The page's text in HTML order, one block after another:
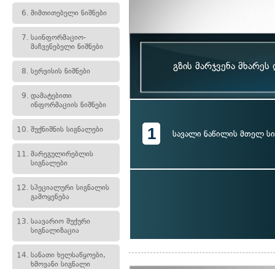
6. მიმთითებელი ნიშნები
7. საინფორმაციო-
მაჩვენებელი ნიშნები
8. სერვისის ნიშნები
9. დამატებითი
ინფორმაციის ნიშნები
10. შუქნიშნის სიგნალები
11. მარეგულირებლის
სიგნალები
12. სპეციალური სიგნალის
გამოყენება
13. საავარიო შუქური
სიგნალიზაცია
14. სანათი ხელსაწყოები,
ხმოვანი სიგნალი
გზის მარჯვენა
1 სავალი ნაწილის მთელ